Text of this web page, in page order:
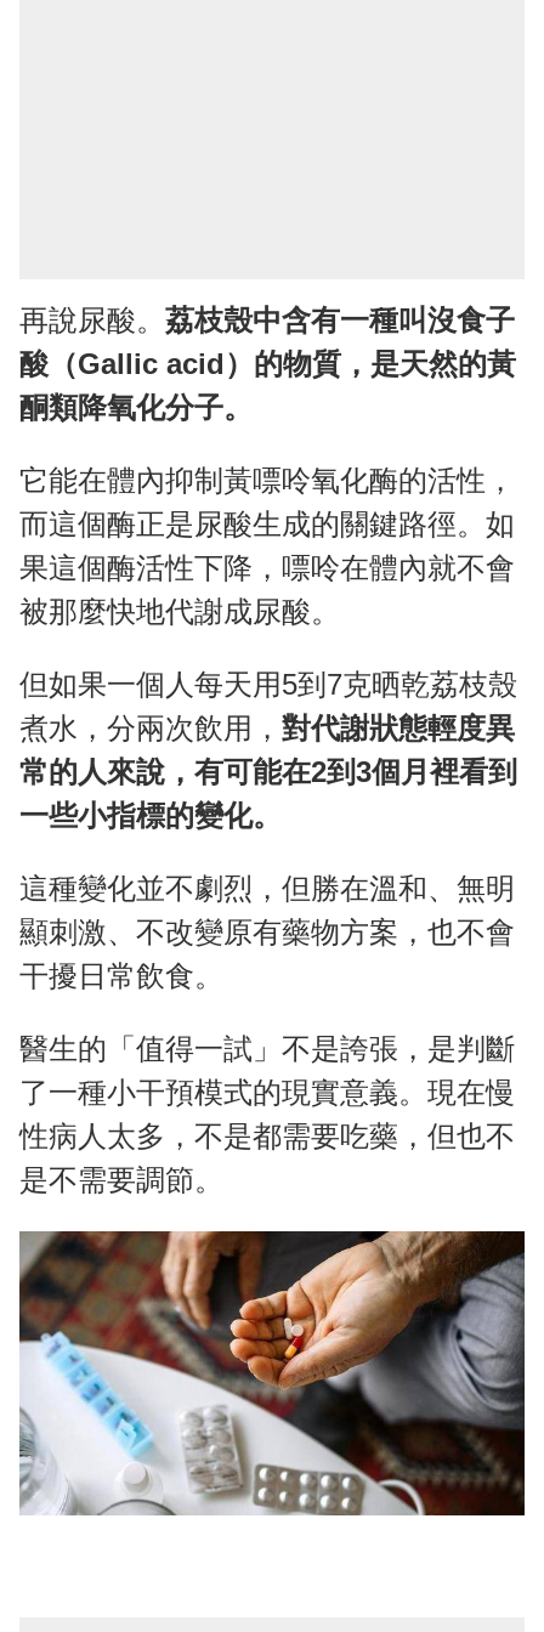
再說尿酸。 荔枝殼中含有一種叫沒食子
酸（Gallic acid）的物質，是天然的黃
酮類降氧化分子。
它能在體內抑制黃嘌呤氧化酶的活性，
而這個酶正是尿酸生成的關鍵路徑。如
果這個酶活性下降，嘌呤在體內就不會
被那麼快地代謝成尿酸。
但如果一個人每天用5到7克晒乾荔枝殼
煮水，分兩次飲用， 對代謝狀態輕度異
常的人來說，有可能在2到3個月裡看到
一些小指標的變化。
這種變化並不劇烈，但勝在溫和、無明
顯刺激、不改變原有藥物方案，也不會
干擾日常飲食。
醫生的「值得一試」不是誇張，是判斷
了一種小干預模式的現實意義。現在慢
性病人太多，不是都需要吃藥，但也不
是不需要調節。